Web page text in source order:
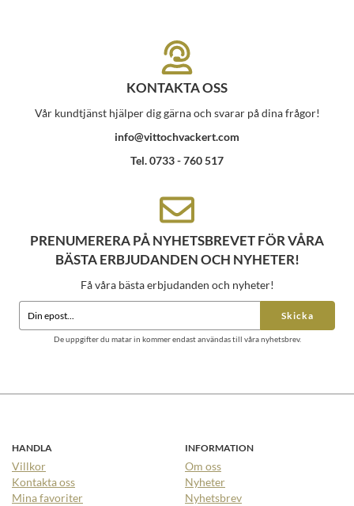
KONTAKTA OSS
Vår kundtjänst hjälper dig gärna och svarar på dina frågor!
info@vittochvackert.com
Tel. 0733 - 760 517
PRENUMERERA PÅ NYHETSBREVET FÖR VÅRA
BÄSTA ERBJUDANDEN OCH NYHETER!
Få våra bästa erbjudanden och nyheter!
Skicka
De uppgifter du matar in kommer endast användas till våra nyhetsbrev.
HANDLA
Villkor
Kontakta oss
Mina favoriter
INFORMATION
Om oss
Nyheter
Nyhetsbrev